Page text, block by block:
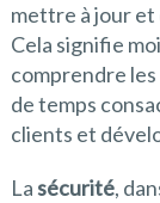
mettre à jour
Cela signifie
comprendre
de temps
clients et
Lasécurité,